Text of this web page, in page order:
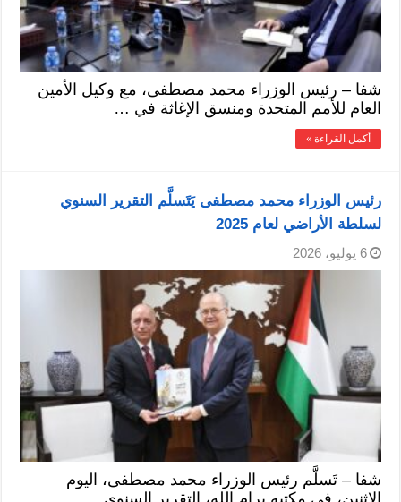
شفا – رئيس الوزراء محمد مصطفى، مع وكيل الأمين
العام للأمم المتحدة ومنسق الإغاثة في …
أكمل القراءة »
رئيس الوزراء محمد مصطفى يَتَسلَّم التقرير السنوي
لسلطة الأراضي لعام 2025
6 يوليو، 2026
شفا – تَسلَّم رئيس الوزراء محمد مصطفى، اليوم